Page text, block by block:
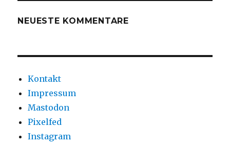
NEUESTE KOMMENTARE
Kontakt
Impressum
Mastodon
Pixelfed
Instagram